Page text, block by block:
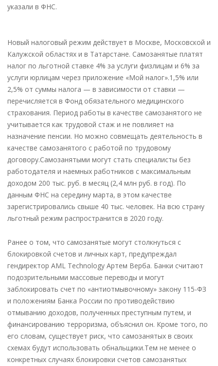
указали в ФНС.
Новый налоговый режим действует в Москве, Московской и
Калужской областях и в Татарстане. Самозанятые платят
налог по льготной ставке 4% за услуги физлицам и 6% за
услуги юрлицам через приложение «Мой налог».1,5% или
2,5% от суммы налога — в зависимости от ставки —
перечисляется в Фонд обязательного медицинского
страхования. Период работы в качестве самозанятого не
учитывается как трудовой стаж и не повлияет на
назначение пенсии. Но можно совмещать деятельность в
качестве самозанятого с работой по трудовому
договору.Самозанятыми могут стать специалисты без
работодателя и наемных работников с максимальным
доходом 200 тыс. руб. в месяц (2,4 млн руб. в год). По
данным ФНС на середину марта, в этом качестве
зарегистрировались свыше 40 тыс. человек. На всю страну
льготный режим распространится в 2020 году.
Ранее о том, что самозанятые могут столкнуться с
блокировкой счетов и личных карт, предупреждал
гендиректор AML Technology Артем Верба. Банки считают
подозрительными массовые переводы и могут
заблокировать счет по «антиотмывочному» закону 115-ФЗ
и положениям Банка России по противодействию
отмыванию доходов, полученных преступным путем, и
финансированию терроризма, объяснил он. Кроме того, по
его словам, существует риск, что самозанятых в своих
схемах будут использовать обнальщики.Тем не менее о
конкретных случаях блокировки счетов самозанятых